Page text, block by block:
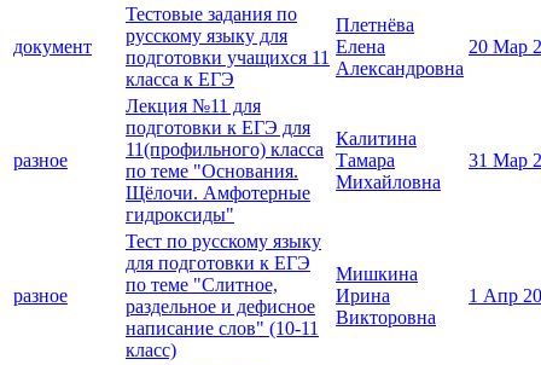
документ
Тестовые задания по
русскому языку для
подготовки учащихся 11
класса к ЕГЭ
Плетнёва
Елена
Александровна
20 Мар
разное
Лекция №11 для
подготовки к ЕГЭ для
11(профильного) класса
по теме "Основания.
Щёлочи. Амфотерные
гидроксиды"
Калитина
Тамара
Михайловна
31 Мар
разное
Тест по русскому языку
для подготовки к ЕГЭ
по теме "Слитное,
раздельное и дефисное
написание слов" (10-11
класс)
Мишкина
Ирина
Викторовна
1 Апр